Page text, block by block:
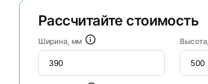
Рассчитайте стоимость
Ширина, мм